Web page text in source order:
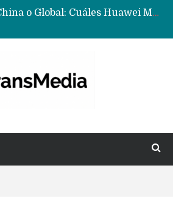
Data Centers de Huawei en Chile, México, Brasil,Perú y Argentina podrían verse afectados por arremetida de EE.UU